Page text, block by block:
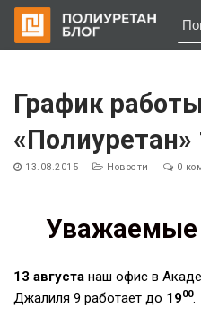
содержимому
График
«Полиуретан»
13.08.2015 Новости 0
Уважаемые
13 августа наш офис в
Джалиля 9 работает до 1900.